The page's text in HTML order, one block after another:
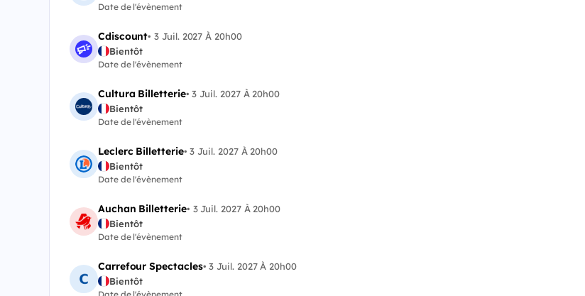
Date de l'évènement
Cdiscount•3 Juil. 2027 À 20h00
Bientôt
Date de l'évènement
Cultura Billetterie•3 Juil. 2027 À 20h00
Bientôt
Date de l'évènement
Leclerc Billetterie•3 Juil. 2027 À 20h00
Bientôt
Date de l'évènement
Auchan Billetterie• 3 Juil. 2027 À 20h00
Bientôt
Date de l'évènement
Carrefour Spectacles•3 Juil. 2027 À 20h00
Bientôt
Date de l'évènement